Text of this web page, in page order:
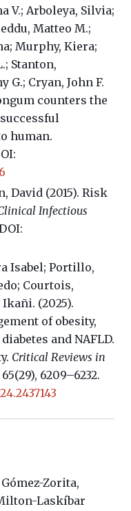
V.; Arboleya, Silvia;
, Matteo M.;
Murphy, Kiera;
Stanton,
G.; Cryan, John F.
counters the
human.
David (2015). Risk
Infectious
Isabel; Portillo,
Courtois,
(2025).
of obesity,
and NAFLD.
Critical Reviews in
65(29), 6209–6232.
Zorita,
Laskíbar